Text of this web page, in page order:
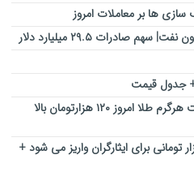
ها بر معاملات امروز
طلا و سکه دوباره گران شد / قیمت هرگرم طلا امروز ۱۲۰ هزارتومان بالا
۷ میلیون و ۵۰۰ هزار تومانی برای ایثارگران واریز می شود +